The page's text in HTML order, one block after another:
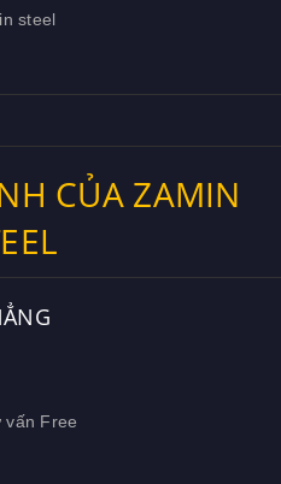
steel
CỦA ZAMIN
vấn Free